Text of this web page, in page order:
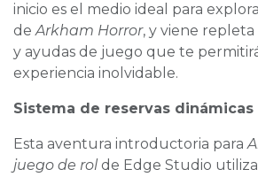
inicio es el medio ideal para
deArkham Horror, y viene
y ayudas de juego que te
experiencia inolvidable.
Sistema de reservas dinámicas
Esta aventura introductoria para
juego de rolde Edge Studio utiliza